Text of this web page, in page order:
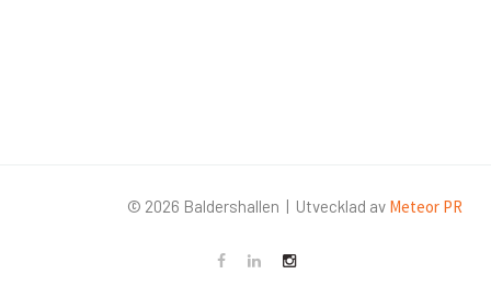
© 2026 Baldershallen | Utvecklad av Meteor PR